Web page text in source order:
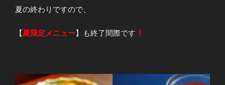
夏の終わりですので、
【夏限定メニュー】も終了間際です